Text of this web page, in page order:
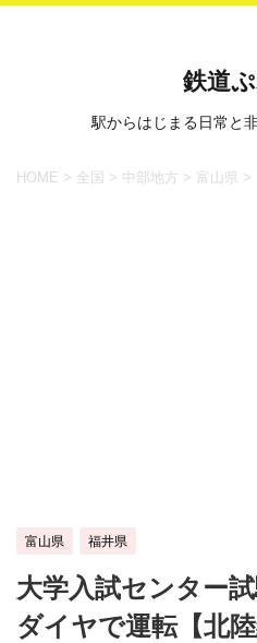
鉄道
駅からはじまる日常と
HOME > 全国 > 中部地方 > 富山県 >
富山県 福井県
大学入試センター
ダイヤで運転【北陸